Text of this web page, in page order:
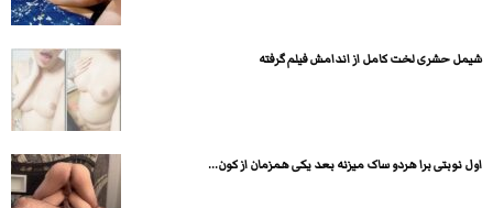
شیمل حشری لخت کامل از اندامش فیلم گرفته
اول نوبتی برا هردو ساک میزنه بعد یکی همزمان از کون...